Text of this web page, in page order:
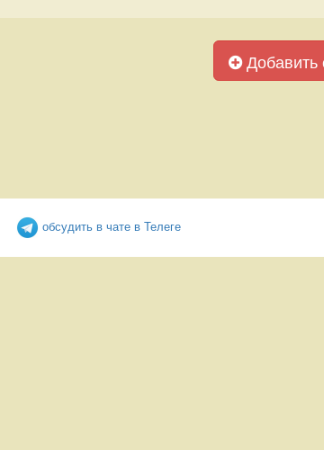
Добавить
обсудить в чате в Телеге